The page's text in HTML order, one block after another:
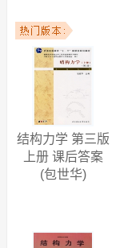
建方向）、水利水电
技术、道路桥梁与渡
以下学校的同学下载过
学院、内蒙古工业大
江大学、四川农业大
结构力学 第三版
上册 课后答案
(包世华)